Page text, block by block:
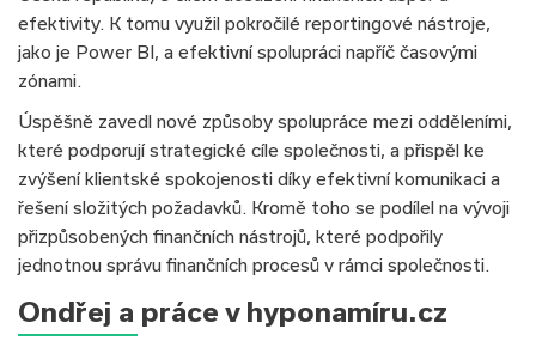
efektivity. K tomu využil pokročilé reportingové nástroje,
jako je Power BI, a efektivní spolupráci napříč časovými
zónami.
Úspěšně zavedl nové způsoby spolupráce mezi odděleními,
které podporují strategické cíle společnosti, a přispěl ke
zvýšení klientské spokojenosti díky efektivní komunikaci a
řešení složitých požadavků. Kromě toho se podílel na vývoji
přizpůsobených finančních nástrojů, které podpořily
jednotnou správu finančních procesů v rámci společnosti.
Ondřej a práce v hyponamíru.cz